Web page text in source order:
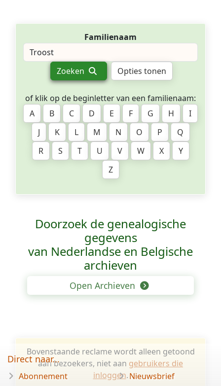
Familienaam
Zoeken Opties tonen
of klik op de beginletter van een familienaam:
A
B C D E F G H
I
J
K L M N O P
Q
R
S T U V W X
Y
Z
Doorzoek de genealogische
gegevens
van Nederlandse en Belgische
archieven
Open Archieven
Bovenstaande reclame wordt alleen getoond
aan bezoekers, niet aan gebruikers die
inloggen.
Direct naar...
Abonnement Nieuwsbrief